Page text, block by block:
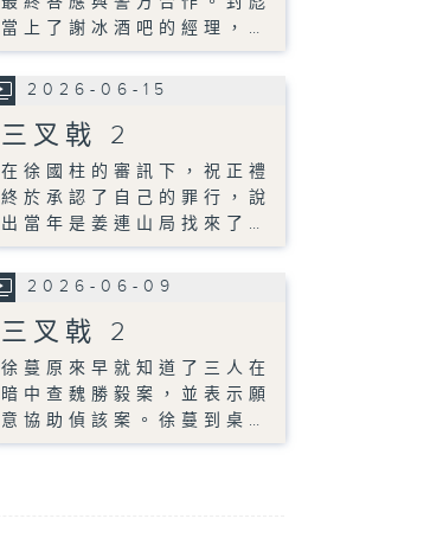
當上了謝冰酒吧的經理，…
2026-06-15
三叉戟 2
在徐國柱的審訊下，祝正禮
終於承認了自己的罪行，說
出當年是姜連山局找來了…
2026-06-09
三叉戟 2
徐蔓原來早就知道了三人在
暗中查魏勝毅案，並表示願
意協助偵該案。徐蔓到桌…